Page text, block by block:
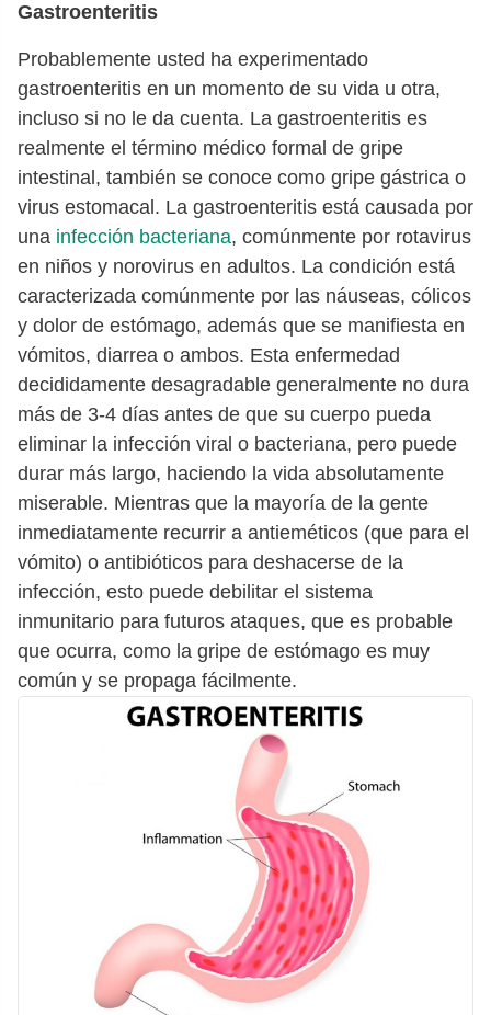
Gastroenteritis
Probablemente usted ha experimentado
gastroenteritis en un momento de su vida u otra,
incluso si no le da cuenta. La gastroenteritis es
realmente el término médico formal de gripe
intestinal, también se conoce como gripe gástrica o
virus estomacal. La gastroenteritis está causada por
una infección bacteriana, comúnmente por rotavirus
en niños y norovirus en adultos. La condición está
caracterizada comúnmente por las náuseas, cólicos
y dolor de estómago, además que se manifiesta en
vómitos, diarrea o ambos. Esta enfermedad
decididamente desagradable generalmente no dura
más de 3-4 días antes de que su cuerpo pueda
eliminar la infección viral o bacteriana, pero puede
durar más largo, haciendo la vida absolutamente
miserable. Mientras que la mayoría de la gente
inmediatamente recurrir a antieméticos (que para el
vómito) o antibióticos para deshacerse de la
infección, esto puede debilitar el sistema
inmunitario para futuros ataques, que es probable
que ocurra, como la gripe de estómago es muy
común y se propaga fácilmente.